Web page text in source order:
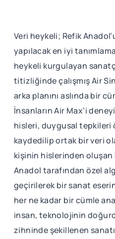
Veri heykeli; Refik
yapılacak en iyi
heykeli kurgulayan
titizliğinde çalışmış Air
arka planını aslında bir
İnsanların Air Max’i
hisleri, duygusal tepkileri
kaydedilip ortak bir veri
kişinin hislerinden oluşan
Anadol tarafından özel
geçirilerek bir sanat
her ne kadar bir cümle
insan, teknolojinin
zihninde şekillenen